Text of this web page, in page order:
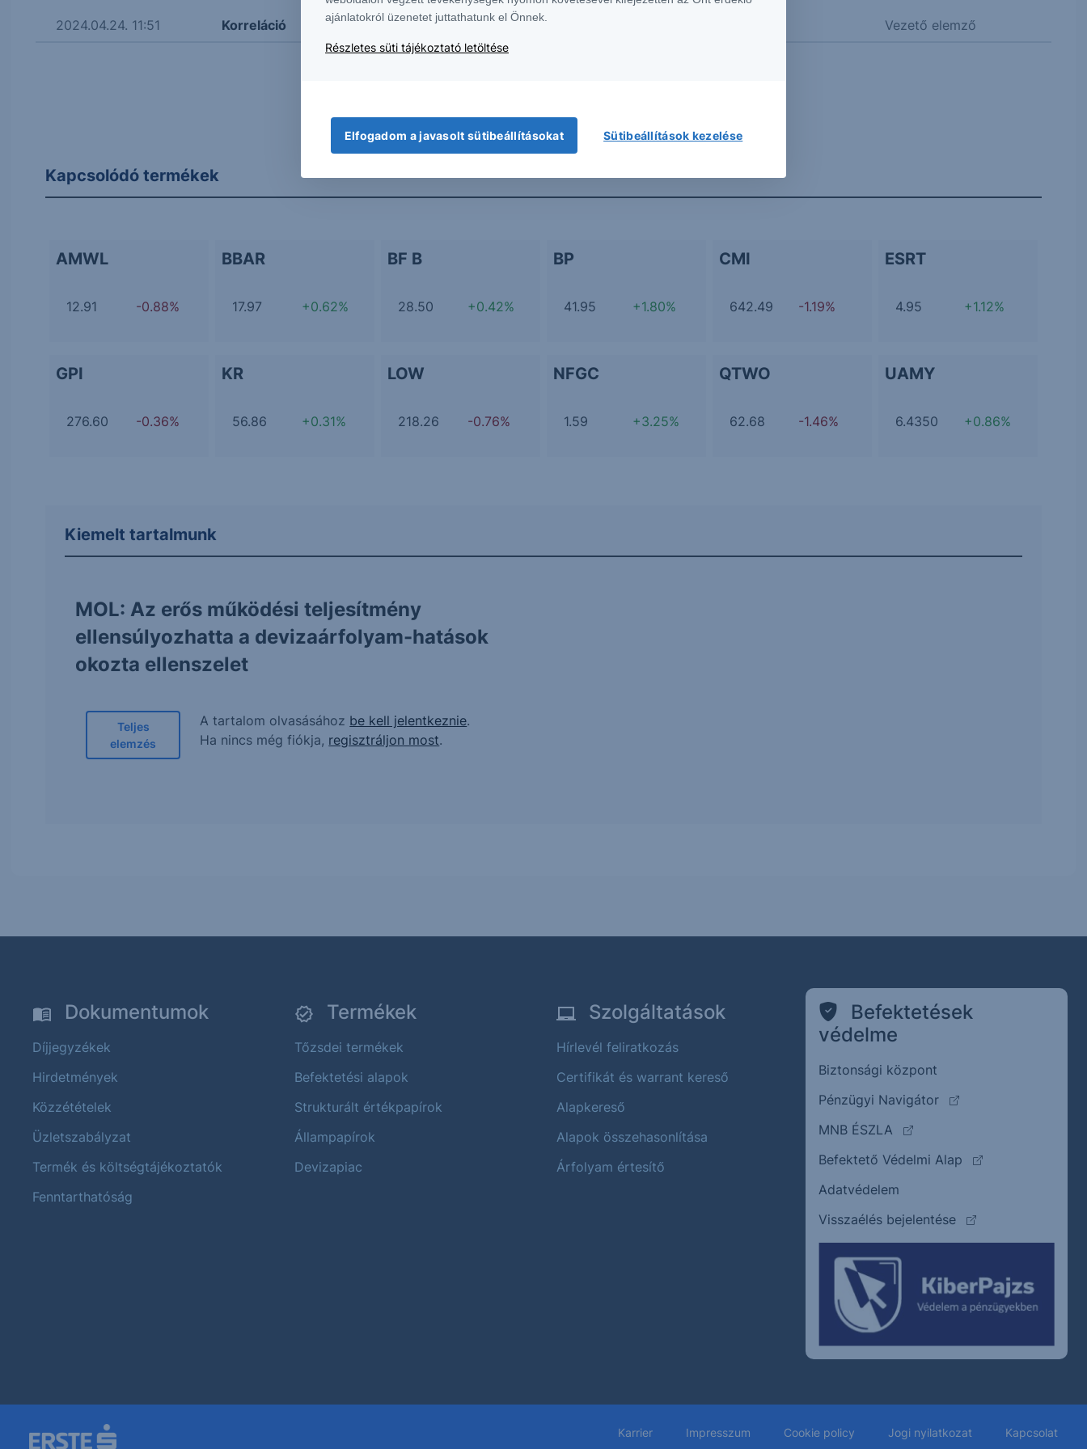
2024.04.24. 11:51 Korreláció Vezető elemző
Kapcsolódó termékek
AMWL
12.91 -0.88%
BBAR
17.97 +0.62%
BF B
28.50 +0.42%
BP
41.95 +1.80%
CMI
642.49 -1.19%
ESRT
4.95 +1.12%
GPI
276.60 -0.36%
KR
56.86 +0.31%
LOW
218.26 -0.76%
NFGC
1.59 +3.25%
QTWO
62.68 -1.46%
UAMY
6.4350 +0.86%
Kiemelt tartalmunk
MOL: Az erős működési teljesítmény
ellensúlyozhatta a devizaárfolyam-hatások
okozta ellenszelet
Teljes
elemzés
A tartalom olvasásához be kell jelentkeznie.
Ha nincs még fiókja, regisztráljon most.
Dokumentumok
Díjjegyzékek
Hirdetmények
Közzétételek
Üzletszabályzat
Termék és költségtájékoztatók
Fenntarthatóság
Termékek
Tőzsdei termékek
Befektetési alapok
Strukturált értékpapírok
Állampapírok
Devizapiac
Szolgáltatások
Hírlevél feliratkozás
Certifikát és warrant kereső
Alapkereső
Alapok összehasonlítása
Árfolyam értesítő
Befektetések
védelme
Biztonsági központ
Pénzügyi Navigátor
(külső oldalra ugrik)
MNB ÉSZLA
(külső oldalra ugrik)
Befektető Védelmi Alap
(külső oldalra
Adatvédelem
Visszaélés bejelentése
(külső oldalra ugrik)
Karrier Impresszum Cookie policy Jogi nyilatkozat Kapcsolat
ajánlatokról üzenetet juttathatunk el Önnek.
Részletes süti tájékoztató letöltése
Elfogadom a javasolt sütibeállításokat Sütibeállítások kezelése